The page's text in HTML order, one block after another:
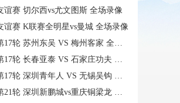
谊赛 切尔西vs尤文图斯 全场录像
谊赛 K联赛全明星vs曼城 全场录像
轮 苏州东吴 VS 梅州客家 全场录像
长春亚泰 VS 石家庄功夫 全场录像
深圳青年人 VS 无锡吴钩 全场录像
深圳新鹏城vs重庆铜梁龙 全场录像